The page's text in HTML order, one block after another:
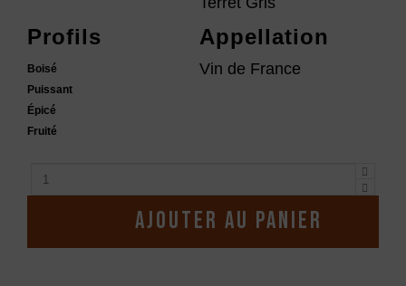
Profils
Boisé
Puissant
Épicé
Fruité
Appellation
Vin de France
Ajouter au panier